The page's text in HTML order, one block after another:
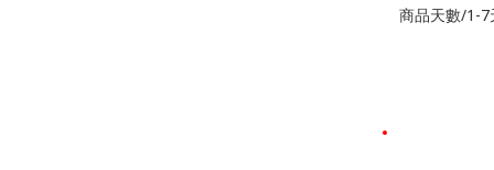
商品天數/1-7